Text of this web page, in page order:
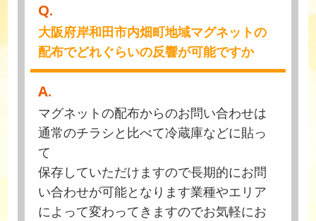
Q.
大阪府岸和田市内畑町地域マグネットの
配布でどれぐらいの反響が可能ですか
A.
マグネットの配布からのお問い合わせは
通常のチラシと比べて冷蔵庫などに貼っ
て
保存していただけますので長期的にお問
い合わせが可能となります業種やエリア
によって変わってきますのでお気軽にお